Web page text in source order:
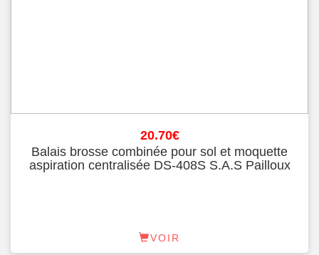
20.70€
Balais brosse combinée pour sol et moquette
aspiration centralisée DS-408S S.A.S Pailloux
VOIR